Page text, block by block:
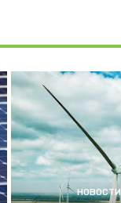
НОВОСТИ